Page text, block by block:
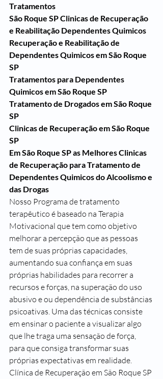
Tratamentos
São Roque SP Clinicas de Recuperação
e Reabilitação Dependentes Quimicos
Recuperação e Reabilitação de
Dependentes Quimicos em São Roque
SP
Tratamentos para Dependentes
Quimicos em São Roque SP
Tratamento de Drogados em São Roque
SP
Clinicas de Recuperação em São Roque
SP
Em São Roque SP as Melhores Clinicas
de Recuperação para Tratamento de
Dependentes Quimicos do Alcoolismo e
das Drogas
Nosso Programa de tratamento
terapêutico é baseado na Terapia
Motivacional que tem como objetivo
melhorar a percepção que as pessoas
tem de suas próprias capacidades,
aumentando sua confiança em suas
próprias habilidades para recorrer a
recursos e forças, na superação do uso
abusivo e ou dependência de substâncias
psicoativas. Uma das técnicas consiste
em ensinar o paciente a visualizar algo
que lhe traga uma sensação de força,
para que consiga transformar suas
próprias expectativas em realidade.
Clínica de Recuperação em São Roque SP